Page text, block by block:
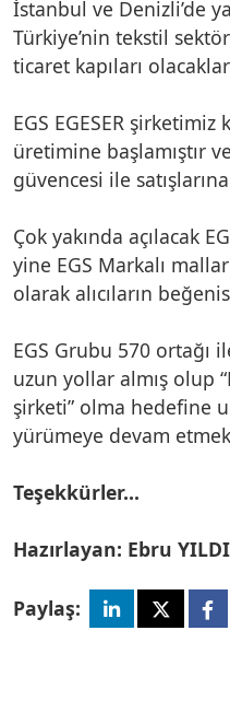
İstanbul ve Denizli’de
Türkiye’nin tekstil
ticaret kapıları
EGS EGESER
üretimine başlamıştır
güvencesi ile
Çok yakında açılacak
yine EGS Markalı
olarak alıcıların
EGS Grubu 570 ortağı
uzun yollar almış olup
şirketi” olma hedefine
yürümeye devam
Teşekkürler...
Hazırlayan: Ebru
Paylaş: